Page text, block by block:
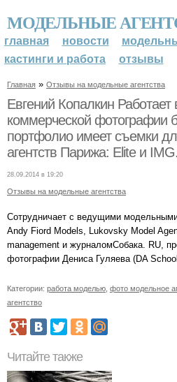
МОДЕЛЬНЫЕ
главная новости
кастинги и работа
отзывы
Главная » Отзывы на модельные агентства
Евгений Копалкин
коммерческой фотографии
портфолио имеет съемки
агентств Парижа: Elite и IMG.
28.09.2014 в 19:20
Отзывы на модельные агентства
Сотрудничает с ведущими
Andy Fiord Models, Lukovsky Model
management и журналомСобака. RU,
фотографии Дениса Гуляева (DA School.
Категории: работа моделью фото модельное
агентство
Читайте также